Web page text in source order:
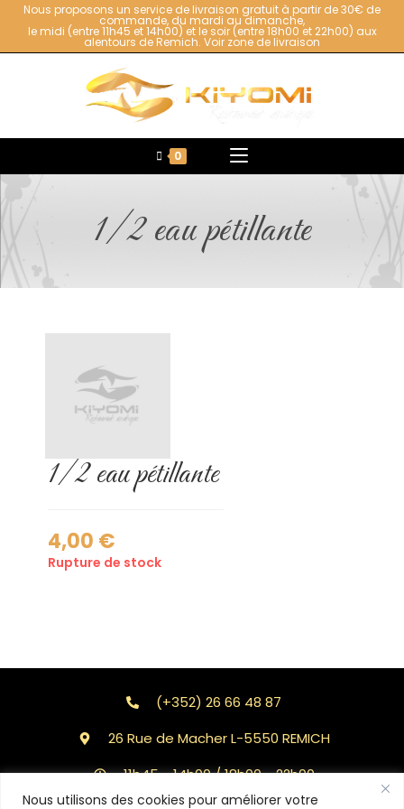
Nous utilisons des cookies pour améliorer votre
Nous proposons un service de livraison gratuit à partir de 30€ de
commande, du mardi au dimanche,
le midi (entre 11h45 et 14h00) et le soir (entre 18h00 et 22h00) aux
alentours de Remich. Voir zone de livraison
0
1/2 eau pétillante
1/2 eau pétillante
4,00 €
Rupture de stock
(+352) 26 66 48 87
26 Rue de Macher L-5550 REMICH
11h45 - 14h00 / 18h00 - 22h00